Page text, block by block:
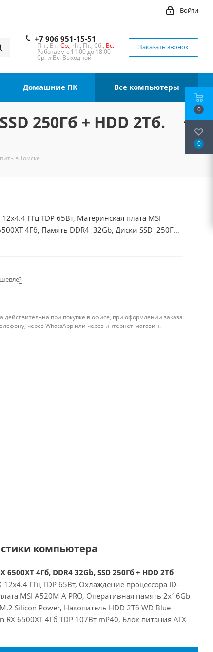
Войти
+7 906 951-15-51
Пн., Вт., Ср., Чт., Пт., Сб., Вс.
Работаем с 11:00 до 18:00
Ср. и Вс. Выходной
Заказать звонок
Домашние ПК Все компьютеры
250Гб + HDD 2Тб.
в Томске
ГГц TDP 65Вт, Материнская плата MSI
4Гб, Память DDR4 32Gb, Диски SSD 250Гб
действительна при покупке в офисе, при оформлении заказа
через WhatsApp или через интернет-магазин.
компьютера
4Гб, DDR4 32Gb, SSD 250Гб + HDD 2Тб
12x4.4 ГГц TDP 65Вт, Охлаждение процессора ID-
MSI A520M A PRO, Оперативная память 2x16Gb
Silicon Power, Накопитель HDD 2Тб WD Blue
RX 6500XT 4Гб TDP 107Вт mP40, Блок питания ATX
0
0